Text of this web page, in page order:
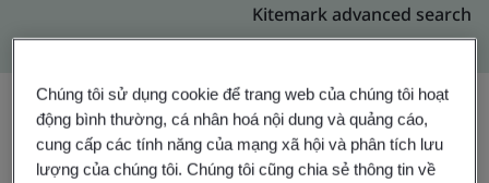
Kitemark advanced search
Chia sẻ:
Chúng tôi sử dụng cookie để trang web của chúng tôi hoạt
động bình thường, cá nhân hoá nội dung và quảng cáo,
cung cấp các tính năng của mạng xã hội và phân tích lưu
lượng của chúng tôi. Chúng tôi cũng chia sẻ thông tin về